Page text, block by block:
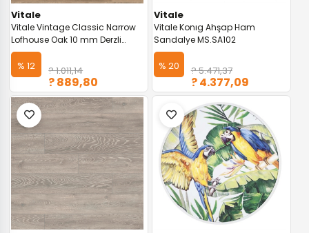
Vitale
Vitale Vintage Classic Narrow
Lofhouse Oak 10 mm Derzli
Laminat Parke VTLP.K288-D-
VINTAGE
% 12 ? 1.011,14
? 889,80
Vitale
Vitale Konıg Ahşap Ham
Sandalye MS.SA102
% 20 ? 5.471,37
? 4.377,09